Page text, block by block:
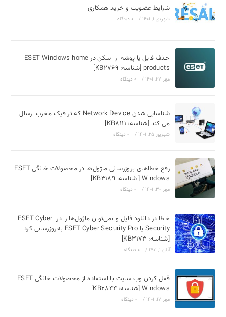
شرایط عضویت و خرید همکاری
شهریور 1, 1401 / ۰ دیدگاه
حذف فایل‌ یا پوشه‌ از اسکن در ESET Windows home
products [شناسه: KB2769]
/ ۰ دیدگاه
شناسایی شدن Network Device که ترافیک مخرب ارسال
می کند [شناسه: KB8111]
شهریور 25, 1401 / ۰ دیدگاه
رفع خطاهای بروزرسانی ماژول‌ها در محصولات خانگی ESET
Windows [ شناسه: KB3189]
مهر 30, 1401 / ۰ دیدگاه
خطا در دانلود فایل و نمی‌توان ماژول‌ها را در ESET Cyber ​​
Security یا ESET Cyber ​​Security Pro به‌روزرسانی کرد
[شناسه: KB3173]
آبان 1, 1401 ۰ دیدگاه
قفل کردن وب سایت با استفاده از محصولات خانگی ESET
Windows [شناسه: KB2844]
مهر 17, 1401 / ۰ دیدگاه